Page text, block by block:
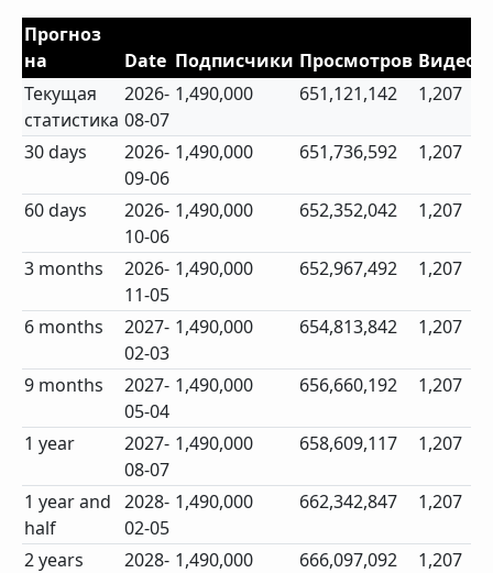
Прогноз
на
Date Подписчики Просмотров Видео
Текущая
статистика
2026-
08-07
1,490,000 651,121,142 1,207
30 days
2026-
09-06
1,490,000 651,736,592 1,207
60 days
2026-
10-06
1,490,000 652,352,042 1,207
3 months
2026-
11-05
1,490,000 652,967,492 1,207
6 months
2027-
02-03
1,490,000 654,813,842 1,207
9 months
2027-
05-04
1,490,000 656,660,192 1,207
1 year
2027-
08-07
1,490,000 658,609,117 1,207
1 year and
half
2028-
02-05
1,490,000 662,342,847 1,207
2 years
2028- 1,490,000 666,097,092 1,207